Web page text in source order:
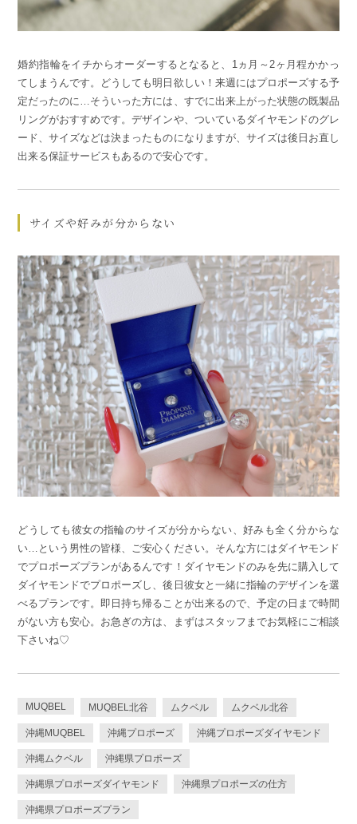
婚約指輪をイチからオーダーするとなると、1ヵ月～2ヶ月程かかっ
てしまうんです。どうしても明日欲しい！来週にはプロポーズする予
定だったのに…そういった方には、すでに出来上がった状態の既製品
リングがおすすめです。デザインや、ついているダイヤモンドのグレ
ード、サイズなどは決まったものになりますが、サイズは後日お直し
出来る保証サービスもあるので安心です。
サイズや好みが分からない
どうしても彼女の指輪のサイズが分からない、好みも全く分からな
い…という男性の皆様、ご安心ください。そんな方にはダイヤモンド
でプロポーズプランがあるんです！ダイヤモンドのみを先に購入して
ダイヤモンドでプロポーズし、後日彼女と一緒に指輪のデザインを選
べるプランです。即日持ち帰ることが出来るので、予定の日まで時間
がない方も安心。お急ぎの方は、まずはスタッフまでお気軽にご相談
下さいね♡
MUQBEL MUQBEL北谷 ムクベル ムクベル北谷
沖縄MUQBEL 沖縄プロポーズ 沖縄プロポーズダイヤモンド
沖縄ムクベル 沖縄県プロポーズ
沖縄県プロポーズダイヤモンド 沖縄県プロポーズの仕方
沖縄県プロポーズプラン